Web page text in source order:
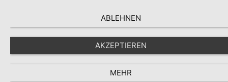
ABLEHNEN
AKZEPTIEREN
MEHR